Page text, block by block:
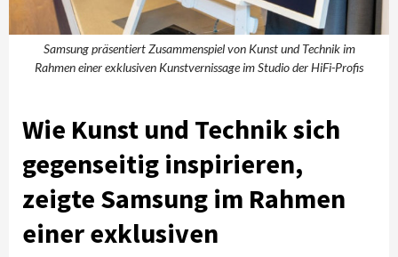
Samsung präsentiert Zusammenspiel von Kunst und Technik im
Rahmen einer exklusiven Kunstvernissage im Studio der HiFi-Profis
Wie Kunst und Technik sich
gegenseitig inspirieren,
zeigte Samsung im Rahmen
einer exklusiven